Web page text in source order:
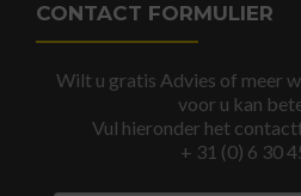
CONTACT FORMULIER
Wilt u gratis Advies of meer
voor u kan
Vul hieronder het
+ 31 (0) 6 30